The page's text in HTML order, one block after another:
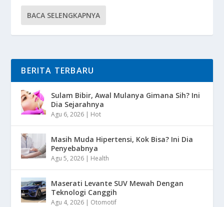
BACA SELENGKAPNYA
BERITA TERBARU
Sulam Bibir, Awal Mulanya Gimana Sih? Ini
Dia Sejarahnya
Agu 6, 2026 | Hot
Masih Muda Hipertensi, Kok Bisa? Ini Dia
Penyebabnya
Agu 5, 2026 | Health
Maserati Levante SUV Mewah Dengan
Teknologi Canggih
Agu 4, 2026 | Otomotif